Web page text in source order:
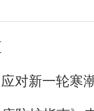
对新一轮寒